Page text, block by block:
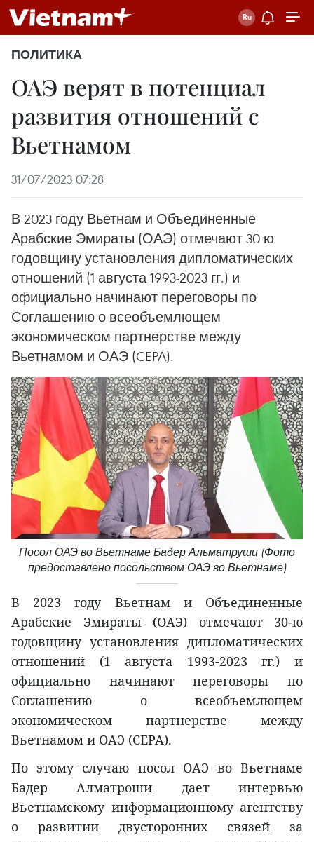
ПОЛИТИКА
ОАЭ верят в потенциал
развития отношений с
Вьетнамом
31/07/2023 07:28
В 2023 году Вьетнам и Объединенные
Арабские Эмираты (ОАЭ) отмечают 30-ю
годовщину установления дипломатических
отношений (1 августа 1993-2023 гг.) и
официально начинают переговоры по
Соглашению о всеобъемлющем
экономическом партнерстве между
Вьетнамом и ОАЭ (CEPA).
Посол ОАЭ во Вьетнаме Бадер Альматруши (Фото
предоставлено посольством ОАЭ во Вьетнаме)
В 2023 году Вьетнам и Объединенные
Арабские Эмираты (ОАЭ) отмечают 30-ю
годовщину установления дипломатических
отношений (1 августа 1993-2023 гг.) и
официально начинают переговоры по
Соглашению о всеобъемлющем
экономическом партнерстве между
Вьетнамом и ОАЭ (CEPA).
По этому случаю посол ОАЭ во Вьетнаме
Бадер Алматроши дает интервью
Вьетнамскому информационному агентству
о развитии двусторонних связей за